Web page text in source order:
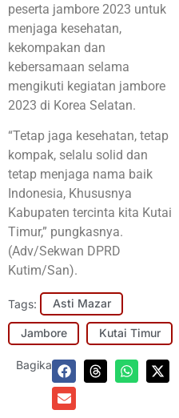
peserta jambore 2023 untuk
menjaga kesehatan,
kekompakan dan
kebersamaan selama
mengikuti kegiatan jambore
2023 di Korea Selatan.
“Tetap jaga kesehatan, tetap
kompak, selalu solid dan
tetap menjaga nama baik
Indonesia, Khususnya
Kabupaten tercinta kita Kutai
Timur,” pungkasnya.
(Adv/Sekwan DPRD
Kutim/San).
Tags: Asti Mazar
Jambore Kutai Timur
Bagikan: